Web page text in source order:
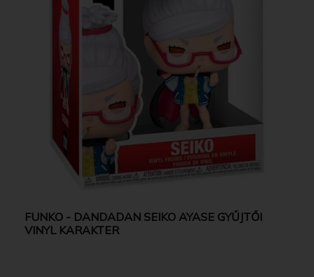
FUNKO - DANDADAN SEIKO AYASE GYŰJTŐI
VINYL KARAKTER